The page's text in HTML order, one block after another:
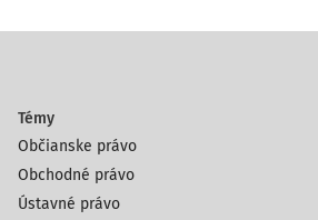
Témy
Občianske právo
Obchodné právo
Ústavné právo